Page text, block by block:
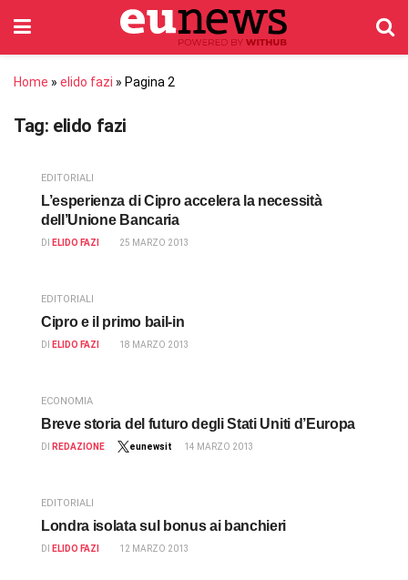
Home » elido fazi » Pagina 2
Tag: elido fazi
EDITORIALI
L’esperienza di Cipro accelera la necessità
dell’Unione Bancaria
DI ELIDO FAZI 25 MARZO 2013
EDITORIALI
Cipro e il primo bail-in
DI ELIDO FAZI 18 MARZO 2013
ECONOMIA
Breve storia del futuro degli Stati Uniti d’Europa
DI REDAZIONE eunewsit 14 MARZO 2013
EDITORIALI
Londra isolata sul bonus ai banchieri
DI ELIDO FAZI 12 MARZO 2013